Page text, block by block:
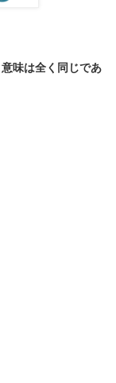
意味は全く同じであ